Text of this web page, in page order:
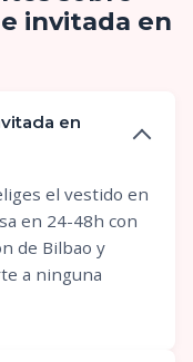
invitada en
en
el vestido en
en 24-48h con
de Bilbao y
a ninguna